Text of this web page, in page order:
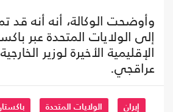
وأوضحت الوكالة، أنه أنه قد
إلى الولايات المتحدة عبر
الإقليمية الأخيرة لوزير
عراقجي.
إيران الولايات المتحدة